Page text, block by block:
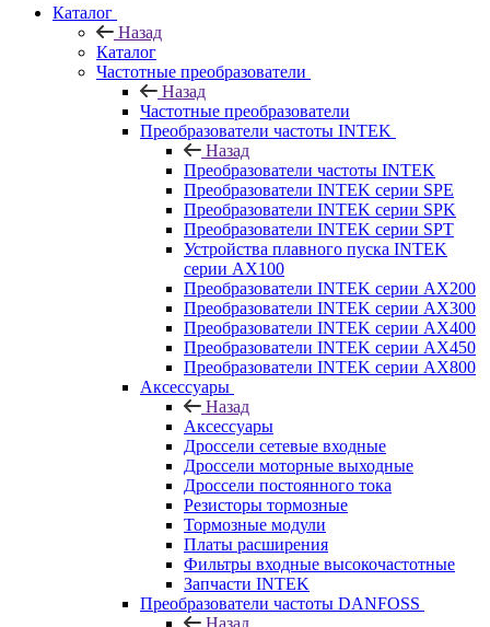
Каталог
Назад
Каталог
Частотные преобразователи
Назад
Частотные преобразователи
Преобразователи частоты INTEK
Назад
Преобразователи частоты INTEK
Преобразователи INTEK серии SPE
Преобразователи INTEK серии SPK
Преобразователи INTEK серии SPT
Устройства плавного пуска INTEK
серии AX100
Преобразователи INTEK серии AX200
Преобразователи INTEK серии AX300
Преобразователи INTEK серии AX400
Преобразователи INTEK серии AX450
Преобразователи INTEK серии AX800
Аксессуары
Назад
Аксессуары
Дроссели сетевые входные
Дроссели моторные выходные
Дроссели постоянного тока
Резисторы тормозные
Тормозные модули
Платы расширения
Фильтры входные высокочастотные
Запчасти INTEK
Преобразователи частоты DANFOSS
Назад